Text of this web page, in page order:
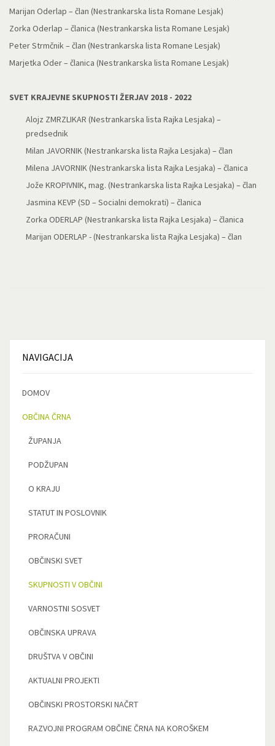
Marijan Oderlap – član (Nestrankarska lista Romane Lesjak)
Zorka Oderlap – članica (Nestrankarska lista Romane Lesjak)
Peter Strmčnik – član (Nestrankarska lista Romane Lesjak)
Marjetka Oder – članica (Nestrankarska lista Romane Lesjak)
SVET KRAJEVNE SKUPNOSTI ŽERJAV 2018 - 2022
Alojz ZMRZLIKAR (Nestrankarska lista Rajka Lesjaka) –
predsednik
Milan JAVORNIK (Nestrankarska lista Rajka Lesjaka) – član
Milena JAVORNIK (Nestrankarska lista Rajka Lesjaka) – članica
Jože KROPIVNIK, mag. (Nestrankarska lista Rajka Lesjaka) – član
Jasmina KEVP (SD – Socialni demokrati) – članica
Zorka ODERLAP (Nestrankarska lista Rajka Lesjaka) – članica
Marijan ODERLAP - (Nestrankarska lista Rajka Lesjaka) – član
NAVIGACIJA
DOMOV
OBČINA ČRNA
ŽUPANJA
PODŽUPAN
O KRAJU
STATUT IN POSLOVNIK
PRORAČUNI
OBČINSKI SVET
SKUPNOSTI V OBČINI
VARNOSTNI SOSVET
OBČINSKA UPRAVA
DRUŠTVA V OBČINI
AKTUALNI PROJEKTI
OBČINSKI PROSTORSKI NAČRT
RAZVOJNI PROGRAM OBČINE ČRNA NA KOROŠKEM